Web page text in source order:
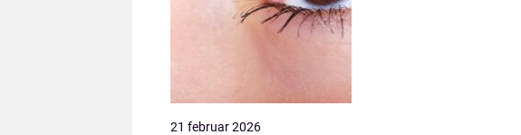
21 februar 2026